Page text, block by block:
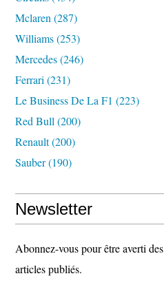
Mclaren (287)
Williams(253)
Mercedes(246)
Ferrari (231)
Le Business De La F1 (223)
Red Bull (200)
Renault(200)
Sauber(190)
Newsletter
Abonnez-vous pour être averti
articles publiés.